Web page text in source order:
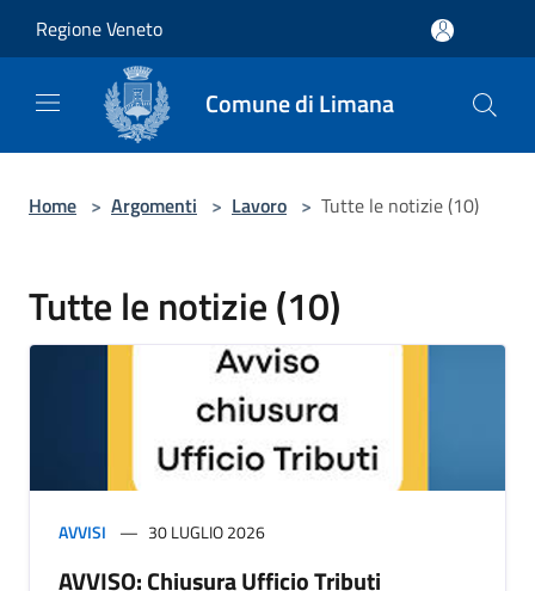
Regione Veneto
Comune di Limana
Home > Argomenti > Lavoro > Tutte le notizie (10)
Tutte le notizie (10)
AVVISI 30 LUGLIO 2026
AVVISO: Chiusura Ufficio Tributi